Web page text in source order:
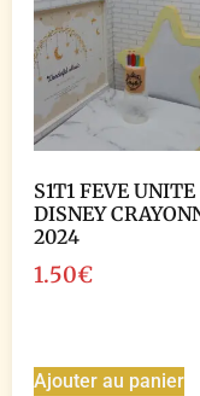
S1T1 FEVE UNITE
DISNEY
2024
1.50€
Ajouter au panier